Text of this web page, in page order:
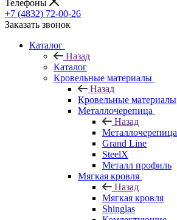
Телефоны
+7 (4832) 72-00-26
Заказать звонок
Каталог
Назад
Каталог
Кровельные материалы
Назад
Кровельные материалы
Металлочерепица
Назад
Металлочерепица
Grand Line
SteelX
Металл профиль
Мягкая кровля
Назад
Мягкая кровля
Shinglas